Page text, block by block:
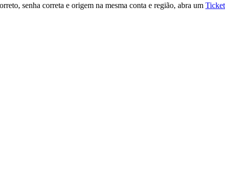
senha correta e origem na mesma conta e região, abra um